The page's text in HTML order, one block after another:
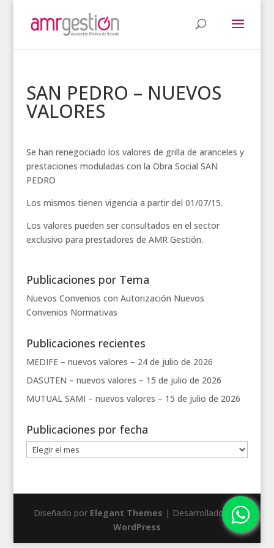
SAN PEDRO – NUEVOS
VALORES
Se han renegociado los valores de grilla de aranceles y
prestaciones moduladas con la Obra Social SAN
PEDRO
Los mismos tienen vigencia a partir del 01/07/15.
Los valores pueden ser consultados en el sector
exclusivo para prestadores de AMR Gestión.
Publicaciones por Tema
Nuevos Convenios con Autorización Nuevos
Convenios Normativas
Publicaciones recientes
MEDIFE – nuevos valores – 24 de julio de 2026
DASUTEN – nuevos valores – 15 de julio de 2026
MUTUAL SAMI – nuevos valores – 15 de julio de 2026
Publicaciones por fecha
Publicaciones
por
Diseñado por Elegant Themes | Desarrollado por
WordPress